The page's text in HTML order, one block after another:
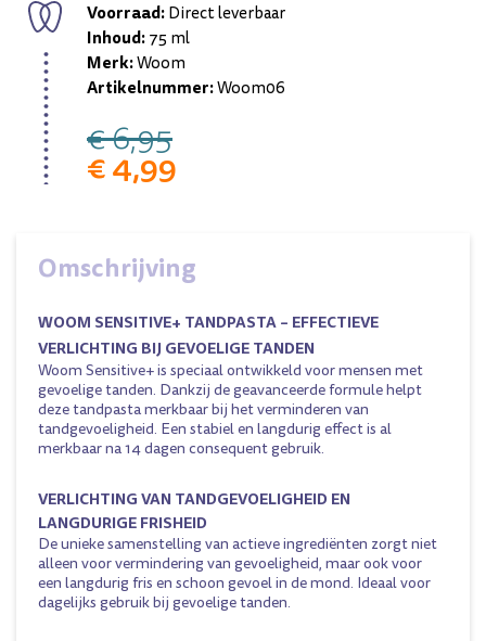
Voorraad:Direct leverbaar
Inhoud:75 ml
Merk:Woom
Artikelnummer:Woom06
€ 6,95
€ 4,99
Omschrijving
WOOM SENSITIVE+ TANDPASTA – EFFECTIEVE
VERLICHTING BIJ GEVOELIGE TANDEN
Woom Sensitive+ is speciaal ontwikkeld voor mensen met
gevoelige tanden. Dankzij de geavanceerde formule helpt
deze tandpasta merkbaar bij het verminderen van
tandgevoeligheid. Een stabiel en langdurig effect is al
merkbaar na 14 dagen consequent gebruik.
VERLICHTING VAN TANDGEVOELIGHEID EN
LANGDURIGE FRISHEID
De unieke samenstelling van actieve ingrediënten zorgt niet
alleen voor vermindering van gevoeligheid, maar ook voor
een langdurig fris en schoon gevoel in de mond. Ideaal voor
dagelijks gebruik bij gevoelige tanden.